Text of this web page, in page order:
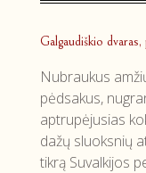
Galgaudiškio
Nubraukus
pėdsakus,
aptrupėjusias
dažų sluoksnių
tikrą Suvalkijos